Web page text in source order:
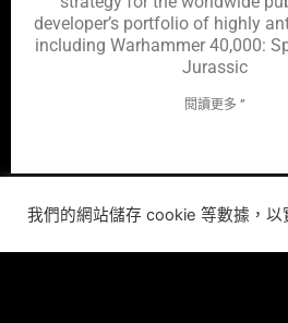
developer’s portfolio of highly
including Warhammer 40,000:
Jurassic
閱讀更多 ”
我們的網站儲存 cookie 等數據，